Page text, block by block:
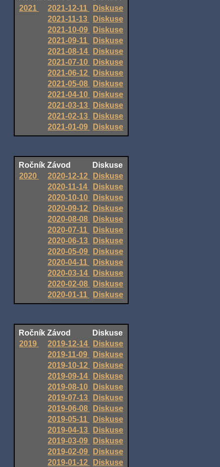
2021
2021-12-11
Diskuse
2021-11-13
Diskuse
2021-10-09
Diskuse
2021-09-11
Diskuse
2021-08-14
Diskuse
2021-07-10
Diskuse
2021-06-12
Diskuse
2021-05-08
Diskuse
2021-04-10
Diskuse
2021-03-13
Diskuse
2021-02-13
Diskuse
2021-01-09
Diskuse
Ročník Závod
Diskuse
2020
2020-12-12
Diskuse
2020-11-14
Diskuse
2020-10-10
Diskuse
2020-09-12
Diskuse
2020-08-08
Diskuse
2020-07-11
Diskuse
2020-06-13
Diskuse
2020-05-09
Diskuse
2020-04-11
Diskuse
2020-03-14
Diskuse
2020-02-08
Diskuse
2020-01-11
Diskuse
Ročník Závod
Diskuse
2019
2019-12-14
Diskuse
2019-11-09
Diskuse
2019-10-12
Diskuse
2019-09-14
Diskuse
2019-08-10
Diskuse
2019-07-13
Diskuse
2019-06-08
Diskuse
2019-05-11
Diskuse
2019-04-13
Diskuse
2019-03-09
Diskuse
2019-02-09
Diskuse
2019-01-12
Diskuse